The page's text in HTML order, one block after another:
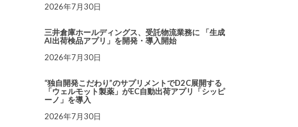
2026年7月30日
三井倉庫ホールディングス、受託物流業務に 「生成
AI出荷検品アプリ」を開発・導入開始
2026年7月30日
“独自開発こだわり”のサプリメントでD2C展開する
「ウェルモット製薬」がEC自動出荷アプリ「シッピ
ーノ」を導入
2026年7月30日